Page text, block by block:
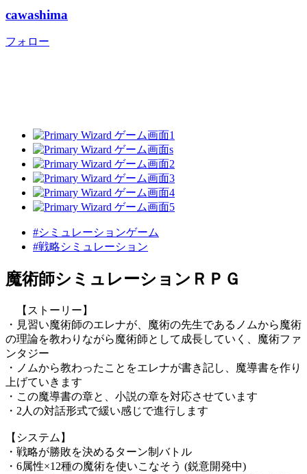
cawashima
フォロー
#シミュレーションゲーム
#戦略シミュレーション
魔術師シミュレーションＲＰＧ
【ストーリー】
・見習い魔術師のエレナが、魔術の先生であるノムから魔術
の理論を教わりながら魔術師として成長していく、魔術ファ
ンタジー
・ノムから教わったことをエレナが書き記し、魔導書を作り
上げていきます
・この魔導書の章と、小説の章を対応させています
・2人の対話形式で緩い感じで進行します
【システム】
・戦略が勝敗を決めるターン制バトル
・6属性×12種の魔術を使いこなそう (鋭意開発中)